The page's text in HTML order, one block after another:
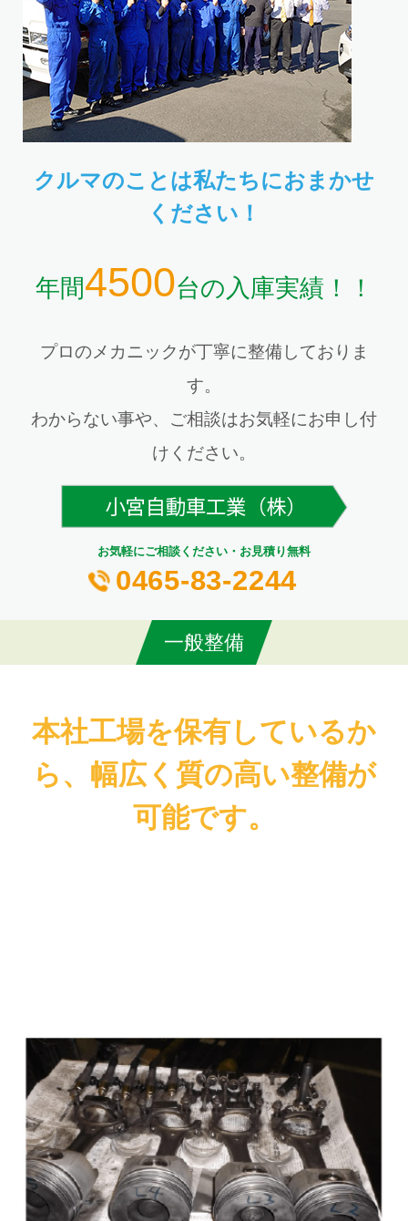
クルマのことは私たちにおまかせ
ください！
年間4500台の入庫実績！！
プロのメカニックが丁寧に整備しておりま
す。
わからない事や、ご相談はお気軽にお申し付
けください。
お気軽にご相談ください・お見積り無料
0465-83-2244
一般整備
本社工場を保有しているか
ら、幅広く質の高い整備が
可能です。